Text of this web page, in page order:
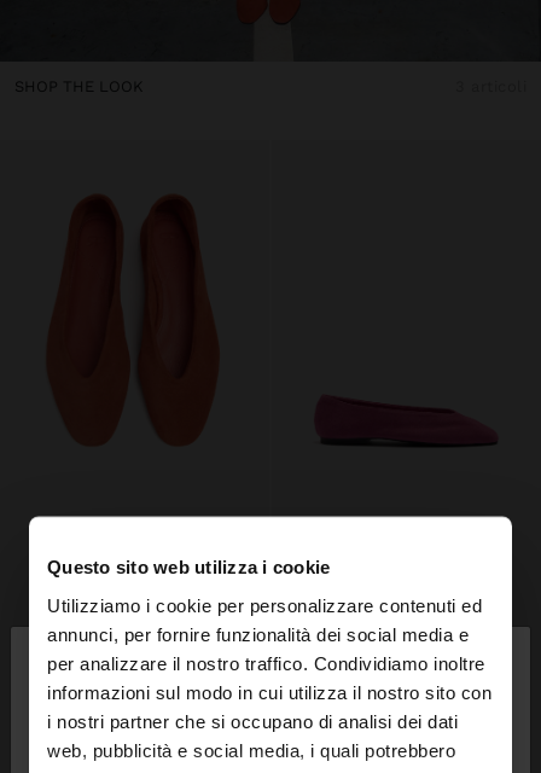
Questo sito web utilizza i cookie
Utilizziamo i cookie per personalizzare contenuti ed
annunci, per fornire funzionalità dei social media e
per analizzare il nostro traffico. Condividiamo inoltre
informazioni sul modo in cui utilizza il nostro sito con
i nostri partner che si occupano di analisi dei dati
web, pubblicità e social media, i quali potrebbero
ciao ×
Stai accedendo al sito da Italia. Vuoi navigare sul
nostro sito United States?
SHOP THE LOOK